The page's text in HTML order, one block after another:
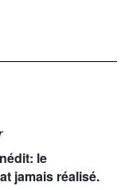
le
jamais réalisé.